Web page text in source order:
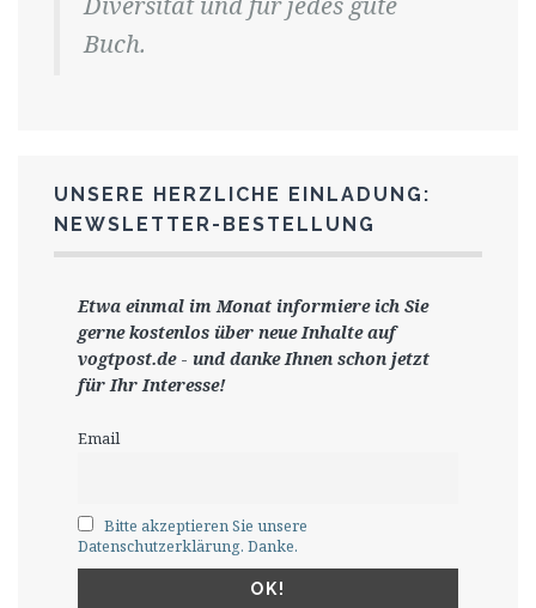
Buch.
UNSERE HERZLICHE EINLADUNG:
NEWSLETTER-BESTELLUNG
Etwa einmal im Monat informiere ich Sie
gernekostenlos über neue Inhalte auf
vogtpost.de- und danke Ihnen schon jetzt
für Ihr Interesse!
Email
Bitte akzeptieren Sie unsere
Datenschutzerklärung. Danke.